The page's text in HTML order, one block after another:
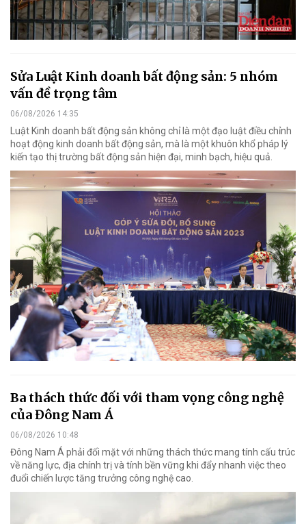
Sửa Luật Kinh doanh bất động sản: 5 nhóm
vấn đề trọng tâm
06/08/2026 14:35
Luật Kinh doanh bất động sản không chỉ là một đạo luật điều chỉnh
hoạt động kinh doanh bất động sản, mà là một khuôn khổ pháp lý
kiến tạo thị trường bất động sản hiện đại, minh bạch, hiệu quả.
Ba thách thức đối với tham vọng công nghệ
của Đông Nam Á
06/08/2026 10:48
Đông Nam Á phải đối mặt với những thách thức mang tính cấu trúc
về năng lực, địa chính trị và tính bền vững khi đẩy nhanh việc theo
đuổi chiến lược tăng trưởng công nghệ cao.